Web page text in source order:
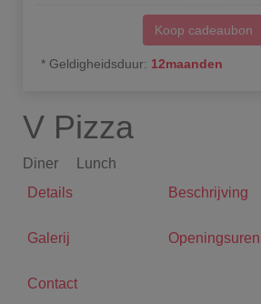
Koop cadeaubon
* Geldigheidsduur: 12maanden
V Pizza
Diner
Lunch
Details
Beschrijving
Galerij Openingsuren
Contact